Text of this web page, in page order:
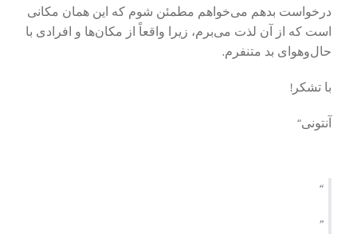
درخواست بدهم می‌خواهم مطمئن شوم که این همان مکانی
است که از آن لذت می‌برم، زیرا واقعاً از مکان‌ها و افرادی با
حال‌وهوای بد متنفرم.
با تشکر!
آنتونی“